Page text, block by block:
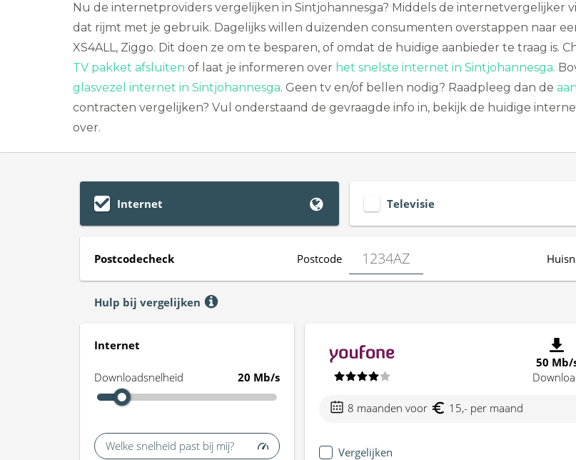
Nu de internetproviders vergelijken in Sintjohannesga? Middels de internetvergelijker
dat rijmt met je gebruik. Dagelijks willen duizenden consumenten overstappen naar
XS4ALL, Ziggo. Dit doen ze om te besparen, of omdat de huidige aanbieder te traag is.
TV pakket afsluiten of laat je informeren over het snelste internet in Sintjohannesga.
glasvezel internet in Sintjohannesga. Geen tv en/of bellen nodig? Raadpleeg dan de
contracten vergelijken? Vul onderstaand de gevraagde info in, bekijk de huidige
over.
Internet Televisie
Postcodecheck Postcode
Hulp bij vergelijken
Internet
Downloadsnelheid 20 Mb/s
Welke snelheid past bij mij?
50 Mb/
8 maanden voor 15,- per maand
Vergelijken